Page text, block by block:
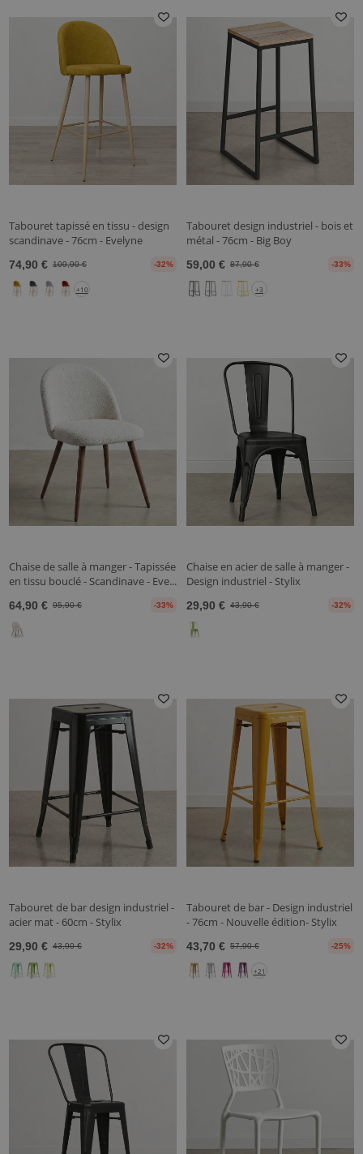
Tabouret tapissé en tissu - design
scandinave - 76cm - Evelyne
74,90 € 109,90 € -32%
+10
Tabouret design industriel - bois et
métal - 76cm - Big Boy
59,00 € 87,90 € -33%
+3
Chaise de salle à manger - Tapissée
en tissu bouclé - Scandinave - Eve...
64,90 € 95,90 € -33%
Chaise en acier de salle à manger -
Design industriel - Stylix
29,90 € 43,90 € -32%
Tabouret de bar design industriel -
acier mat - 60cm - Stylix
29,90 € 43,90 € -32%
Tabouret de bar - Design industriel
- 76cm - Nouvelle édition- Stylix
43,70 € 57,90 € -25%
+21